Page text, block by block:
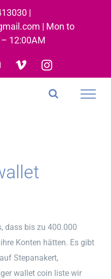
|
| Mon to
12:00AM
YouTubeVimeoInstagram
dass bis zu 400.000
Konten hätten. Es gibt
Stepanakert,
wallet coin liste wir